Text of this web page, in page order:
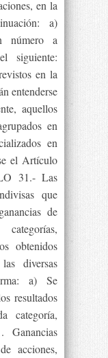
en la
a)
número a
siguiente:
en la
entenderse
aquellos
en
en
el Artículo
31.- Las
que
de
obtenidos
diversas
a) Se
resultados
categoría,
Ganancias
acciones,